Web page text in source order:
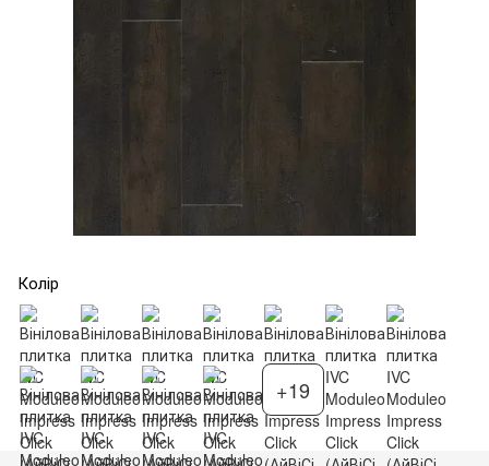
Колір
+19